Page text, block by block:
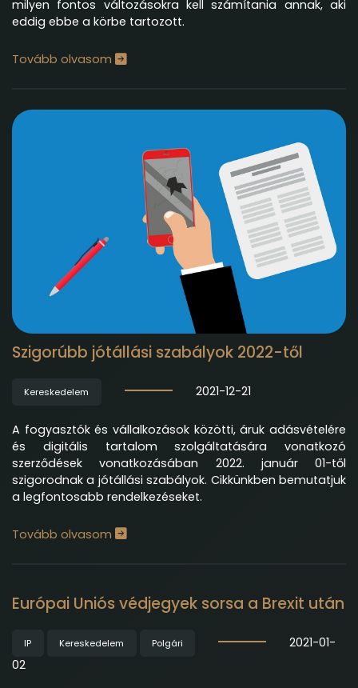
milyen fontos változásokra kell számítania annak, aki
eddig ebbe a körbe tartozott.
Tovább olvasom
Szigorúbb jótállási szabályok 2022-től
Kereskedelem 2021-12-21
A fogyasztók és vállalkozások közötti, áruk adásvételére
és digitális tartalom szolgáltatására vonatkozó
szerződések vonatkozásában 2022. január 01-től
szigorodnak a jótállási szabályok. Cikkünkben bemutatjuk
a legfontosabb rendelkezéseket.
Tovább olvasom
Európai Uniós védjegyek sorsa a Brexit után
IP Kereskedelem Polgári
2021-01-
02